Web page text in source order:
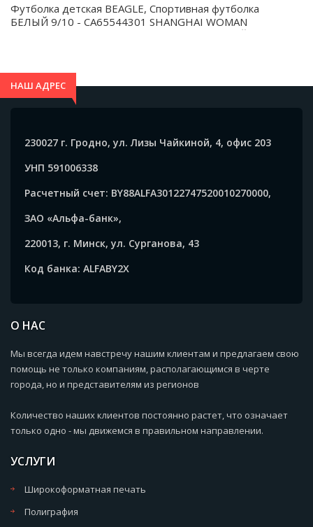
Футболка детская BEAGLE,
БЕЛЫЙ 9/10 - CA65544301
Спортивная футболка
SHANGHAI WOMAN
женская, КРАСНЫЙ/
НАШ АДРЕС
230027 г. Гродно, ул. Лизы Чайкиной, 4, офис 203
УНП 591006338
Расчетный счет: BY88ALFA30122747520010270000,
ЗАО «Альфа-банк»,
220013, г. Минск, ул. Сурганова, 43
Код банка: ALFABY2X
О НАС
Мы всегда идем навстречу нашим клиентам и предлагаем свою
помощь не только компаниям, располагающимся в черте
города, но и представителям из регионов
Количество наших клиентов постоянно растет, что означает
только одно - мы движемся в правильном направлении.
УСЛУГИ
Широкоформатная печать
Полиграфия